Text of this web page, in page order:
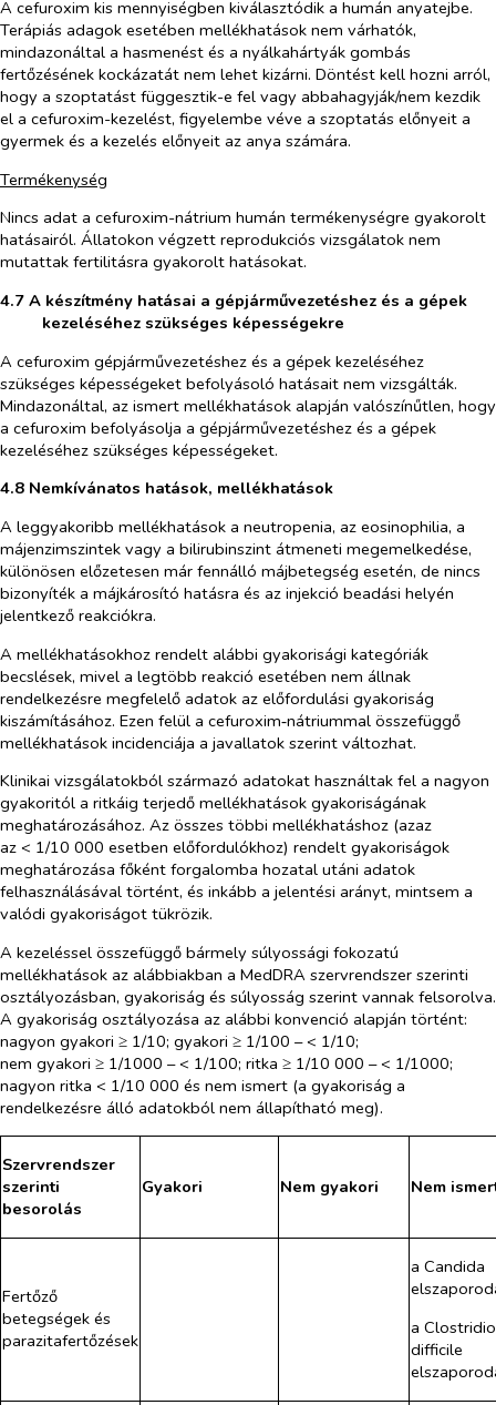
A cefuroxim kis mennyiségben kiválasztódik a humán anyatejbe.
Terápiás adagok esetében mellékhatások nem várhatók,
mindazonáltal a hasmenést és a nyálkahártyák gombás
fertőzésének kockázatát nem lehet kizárni. Döntést kell hozni arról,
hogy a szoptatást függesztik-e fel vagy abbahagyják/nem kezdik
el a cefuroxim-kezelést, figyelembe véve a szoptatás előnyeit a
gyermek és a kezelés előnyeit az anya számára.
Termékenység
Nincs adat a cefuroxim-nátrium humán termékenységre gyakorolt
hatásairól. Állatokon végzett reprodukciós vizsgálatok nem
mutattak fertilitásra gyakorolt hatásokat.
4.7 A készítmény hatásai a gépjárművezetéshez és a gépek
kezeléséhez szükséges képességekre
A cefuroxim gépjárművezetéshez és a gépek kezeléséhez
szükséges képességeket befolyásoló hatásait nem vizsgálták.
Mindazonáltal, az ismert mellékhatások alapján valószínűtlen, hogy
a cefuroxim befolyásolja a gépjárművezetéshez és a gépek
kezeléséhez szükséges képességeket.
4.8 Nemkívánatos hatások, mellékhatások
A leggyakoribb mellékhatások a neutropenia, az eosinophilia, a
májenzimszintek vagy a bilirubinszint átmeneti megemelkedése,
különösen előzetesen már fennálló májbetegség esetén, de nincs
bizonyíték a májkárosító hatásra és az injekció beadási helyén
jelentkező reakciókra.
A mellékhatásokhoz rendelt alábbi gyakorisági kategóriák
becslések, mivel a legtöbb reakció esetében nem állnak
rendelkezésre megfelelő adatok az előfordulási gyakoriság
kiszámításához. Ezen felül a cefuroxim‑nátriummal összefüggő
mellékhatások incidenciája a javallatok szerint változhat.
Klinikai vizsgálatokból származó adatokat használtak fel a nagyon
gyakoritól a ritkáig terjedő mellékhatások gyakoriságának
meghatározásához. Az összes többi mellékhatáshoz (azaz
az < 1/10 000 esetben előfordulókhoz) rendelt gyakoriságok
meghatározása főként forgalomba hozatal utáni adatok
felhasználásával történt, és inkább a jelentési arányt, mintsem a
valódi gyakoriságot tükrözik.
A kezeléssel összefüggő bármely súlyossági fokozatú
mellékhatások az alábbiakban a MedDRA szervrendszer szerinti
osztályozásban, gyakoriság és súlyosság szerint vannak felsorolva.
A gyakoriság osztályozása az alábbi konvenció alapján történt:
nagyon gyakori ≥ 1/10; gyakori ≥ 1/100 – < 1/10;
nem gyakori ≥ 1/1000 – < 1/100; ritka ≥ 1/10 000 – < 1/1000;
nagyon ritka < 1/10 000 és nem ismert (a gyakoriság a
rendelkezésre álló adatokból nem állapítható meg).
Szervrendszer
szerinti
besorolás
Gyakori Nem gyakori Nem
Fertőző
betegségek és
parazitafertőzések
a Candida
a
difficile